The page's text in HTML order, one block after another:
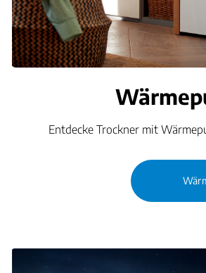
Entdecke Trockner mit